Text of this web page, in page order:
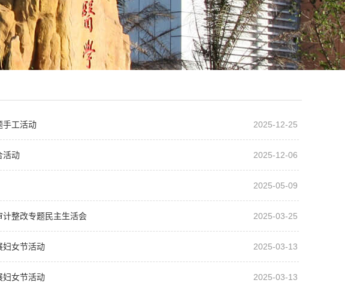
2025-12-25
工活动
2025-12-06
活动
2025-05-09
2025-03-25
整改专题民主生活会
2025-03-13
女节活动
2025-03-13
女节活动